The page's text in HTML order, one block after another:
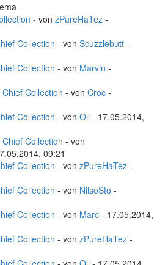
- von zPureHaTez -
Collection - von Scuzzlebutt -
Collection - von Marvin -
Collection - von Croc -
Collection - von Oli - 17.05.2014,
Collection - von
09:21
Collection - von zPureHaTez -
Collection - von NilsoSto -
Collection - von Marc - 17.05.2014,
Collection - von zPureHaTez -